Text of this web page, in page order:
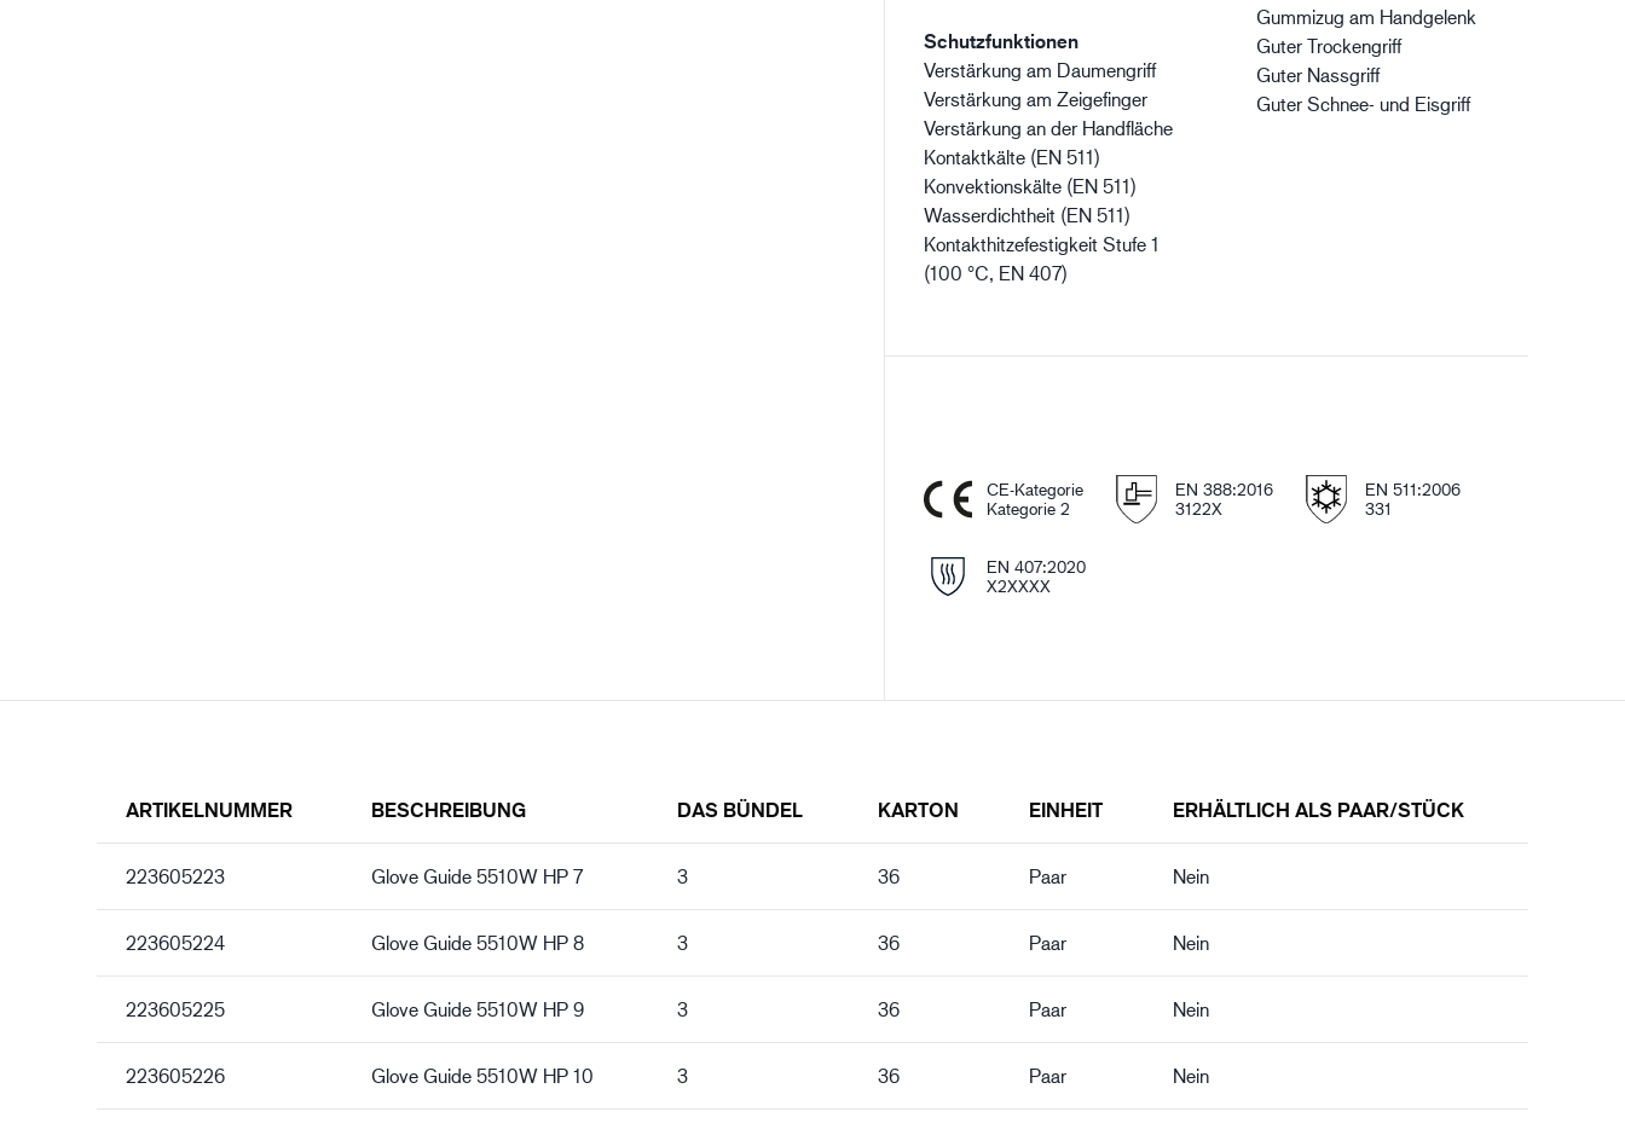
Schutzfunktionen
Verstärkung am Daumengriff
Verstärkung am Zeigefinger
Verstärkung an der Handfläche
Kontaktkälte (EN 511)
Konvektionskälte (EN 511)
Wasserdichtheit (EN 511)
Kontakthitzefestigkeit Stufe 1
(100 °C, EN 407)
Gummizug am Handgelenk
Guter Trockengriff
Guter Nassgriff
Guter Schnee- und Eisgriff
CE-Kategorie
Kategorie 2
EN 388:2016
3122X
EN 511:2006
331
EN 407:2020
X2XXXX
ARTIKELNUMMER BESCHREIBUNG DAS BÜNDEL KARTON EINHEIT ERHÄLTLICH ALS PAAR/STÜCK
223605223 Glove Guide 5510W HP 7 3 36 Paar Nein
223605224 Glove Guide 5510W HP 8 3 36 Paar Nein
223605225 Glove Guide 5510W HP 9 3 36 Paar Nein
223605226 Glove Guide 5510W HP 10 3 36 Paar Nein